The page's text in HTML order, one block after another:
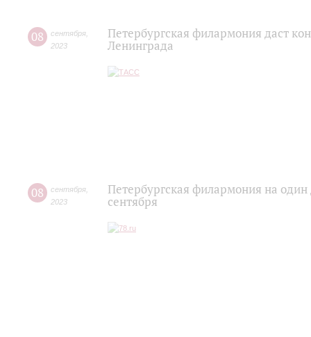
08 сентября
2023
Петербургская филармония даст
Ленинграда
08 сентября
2023
Петербургская филармония на
сентября